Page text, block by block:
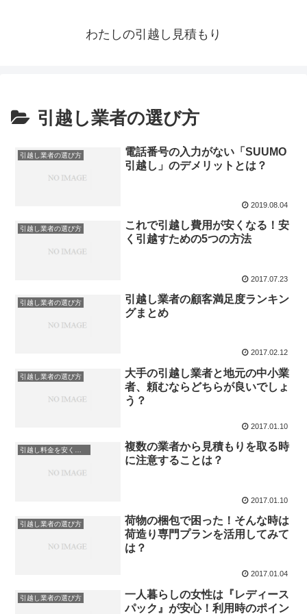
わたしの引越し見積もり
引越し業者の選び方
引越し業者の選び方
電話番号の入力がない「SUUMO
引越し」のデメリットとは？
2019.08.04
引越し業者の選び方
これで引越し費用が安くなる！安
く引越すための5つの方法
2017.07.23
引越し業者の選び方
引越し業者の顧客満足度ランキン
グまとめ
2017.02.12
引越し業者の選び方
大手の引越し業者と地元の中小業
者、頼むならどちらが良いでしょ
う？
2017.01.10
引越し料金を安くする
複数の業者から見積もりを取る時
に注意することは？
2017.01.10
引越し業者の選び方
荷物の梱包で困った！そんな時は
荷造り専門プランを活用してみて
は？
2017.01.04
引越し業者の選び方
一人暮らしの女性は『レディース
パック』が安心！利用時のポイン